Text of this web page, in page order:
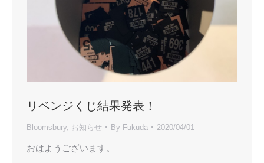
リベンジくじ結果発表！
Bloomsbury お知らせ By Fukuda 2020/04/01
おはようございます。